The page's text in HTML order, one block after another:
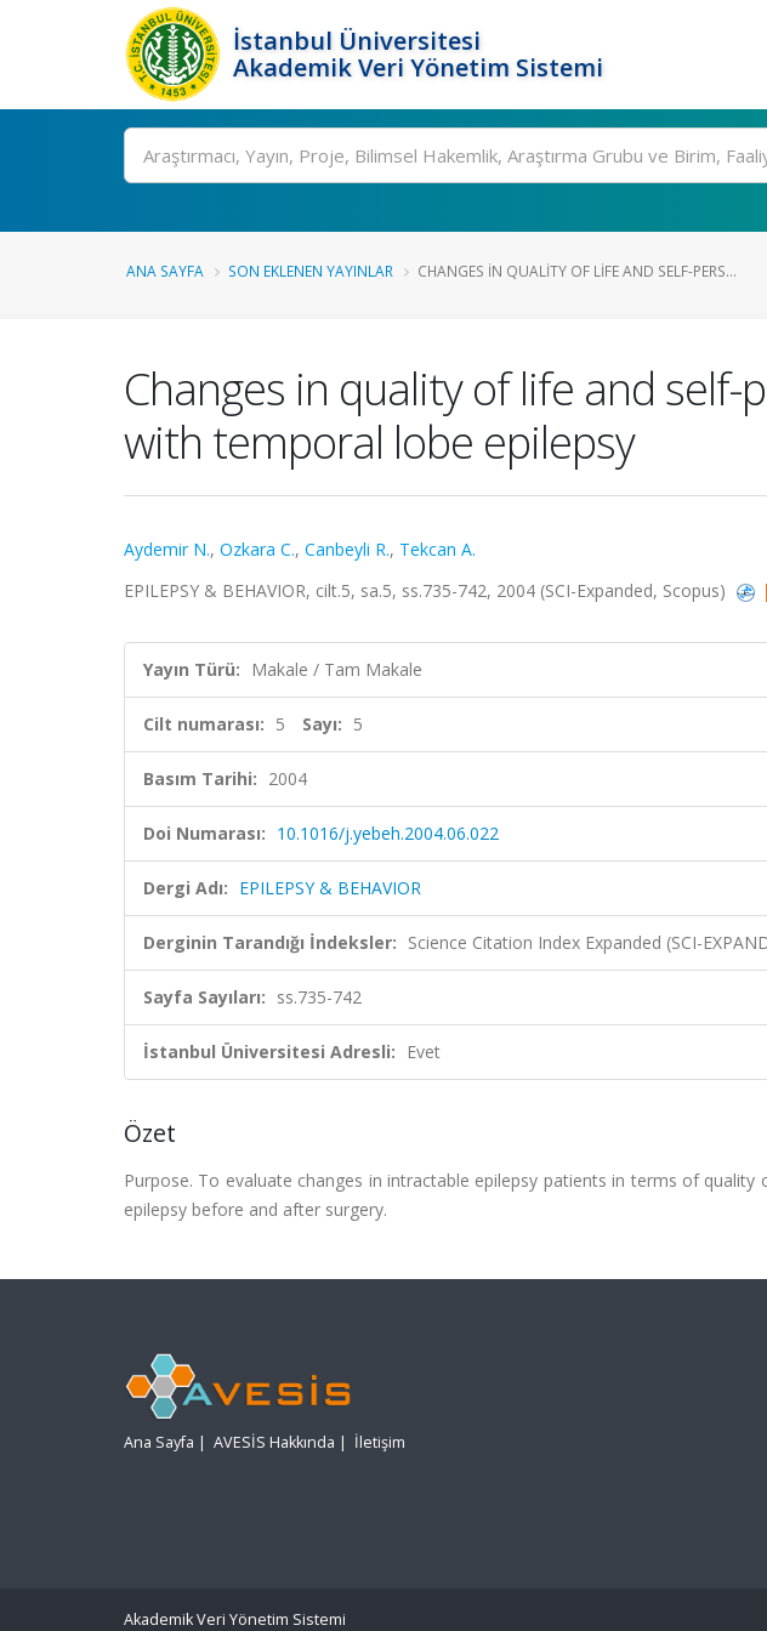
İstanbul Üniversitesi
Akademik Veri Yönetim Sistemi
Ara
ANA SAYFA SON EKLENEN YAYINLAR CHANGES IN QUALITY OF LIFE AND SELF-PERS...
Changes in quality of life and
with temporal lobe epilepsy
Aydemir N., Ozkara C., Canbeyli R., Tekcan A.
EPILEPSY & BEHAVIOR, cilt.5, sa.5, ss.735-742, 2004 (SCI-Expanded, Scopus)
Yayın Türü: Makale / Tam Makale
Cilt numarası: 5 Sayı: 5
Basım Tarihi: 2004
Doi Numarası: 10.1016/j.yebeh.2004.06.022
Dergi Adı: EPILEPSY & BEHAVIOR
Derginin Tarandığı İndeksler: Science Citation Index Expanded (SCI-
Sayfa Sayıları: ss.735-742
İstanbul Üniversitesi Adresli: Evet
Özet
Purpose. To evaluate changes in intractable epilepsy patients in terms of
epilepsy before and after surgery.
Ana Sayfa | AVESİS Hakkında | İletişim
Akademik Veri Yönetim Sistemi